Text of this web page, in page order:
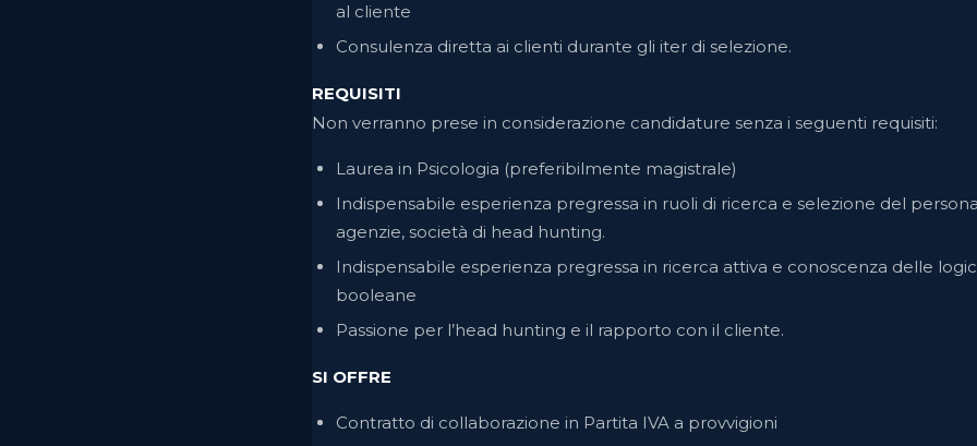
al cliente
Consulenza diretta ai clienti durante gli iter di selezione.
REQUISITI
Non verranno prese in considerazione candidature senza i seguenti requisiti:
Laurea in Psicologia (preferibilmente magistrale)
Indispensabile esperienza pregressa in ruoli di ricerca e selezione del
agenzie, società di head hunting.
Indispensabile esperienza pregressa in ricerca attiva e conoscenza delle
booleane
Passione per l’head hunting e il rapporto con il cliente.
SI OFFRE
Contratto di collaborazione in Partita IVA a provvigioni